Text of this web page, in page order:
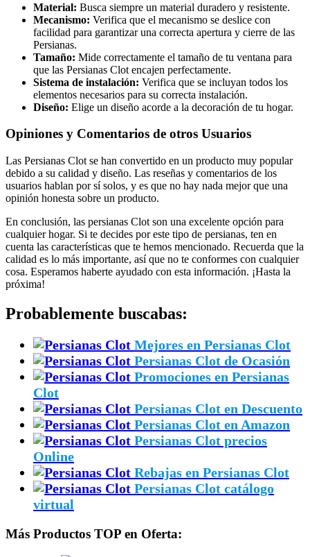
Material: Busca siempre un material duradero y resistente.
Mecanismo: Verifica que el mecanismo se deslice con
facilidad para garantizar una correcta apertura y cierre de las
Persianas.
Tamaño: Mide correctamente el tamaño de tu ventana para
que las Persianas Clot encajen perfectamente.
Sistema de instalación: Verifica que se incluyan todos los
elementos necesarios para su correcta instalación.
Diseño: Elige un diseño acorde a la decoración de tu hogar.
Opiniones y Comentarios de otros Usuarios
Las Persianas Clot se han convertido en un producto muy popular
debido a su calidad y diseño. Las reseñas y comentarios de los
usuarios hablan por sí solos, y es que no hay nada mejor que una
opinión honesta sobre un producto.
En conclusión, las persianas Clot son una excelente opción para
cualquier hogar. Si te decides por este tipo de persianas, ten en
cuenta las características que te hemos mencionado. Recuerda que la
calidad es lo más importante, así que no te conformes con cualquier
cosa. Esperamos haberte ayudado con esta información. ¡Hasta la
próxima!
Probablemente buscabas:
Mejores en Persianas Clot
Persianas Clot de Ocasión
Promociones en Persianas
Clot
Persianas Clot en Descuento
Persianas Clot en Amazon
Persianas Clot precios
Online
Rebajas en Persianas Clot
Persianas Clot catálogo
virtual
Más Productos TOP en Oferta: